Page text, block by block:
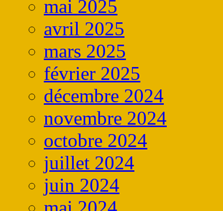
mai 2025
avril 2025
mars 2025
février 2025
décembre 2024
novembre 2024
octobre 2024
juillet 2024
juin 2024